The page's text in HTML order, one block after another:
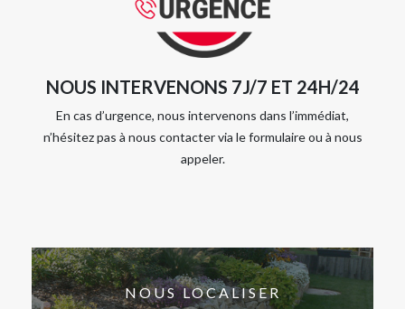
NOUS INTERVENONS 7J/7 ET 24H/24
En cas d’urgence, nous intervenons dans l’immédiat,
n’hésitez pas à nous contacter via le formulaire ou à nous
appeler.
NOUS LOCALISER